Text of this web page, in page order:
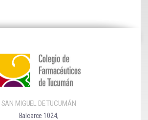
SAN MIGUEL DE TUCUMÁN
Balcarce 1024,